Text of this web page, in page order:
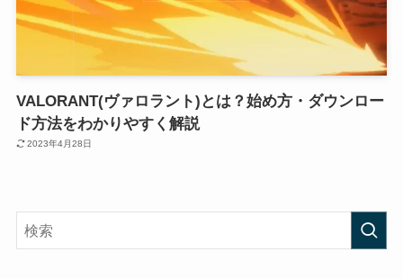
VALORANT(ヴァロラント)とは？始め方・ダウンロー
ド方法をわかりやすく解説
2023年4月28日